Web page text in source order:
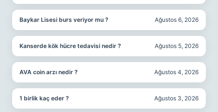
Baykar Lisesi burs veriyor mu ? Ağustos 6, 2026
Kanserde kök hücre tedavisi nedir ? Ağustos 5, 2026
AVA coin arzı nedir ? Ağustos 4, 2026
1 birlik kaç eder ? Ağustos 3, 2026